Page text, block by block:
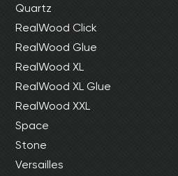
Quartz
RealWood Click
RealWood Glue
RealWood XL
RealWood XL Glue
RealWood XXL
Space
Stone
Versailles